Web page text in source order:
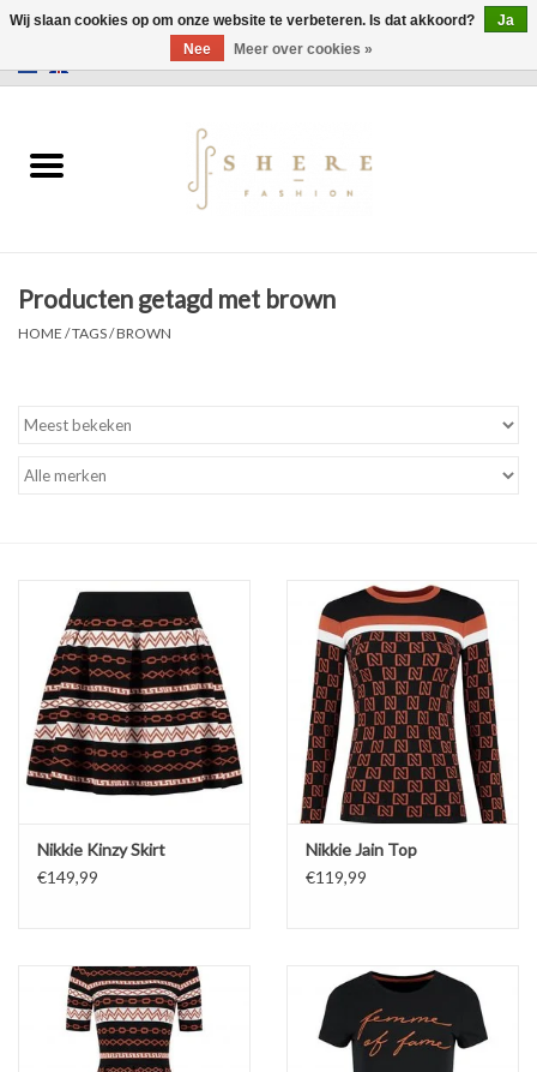
Jurken
Pakken
Accessoires
Merken
Producten getagd met brown
HOME /TAGS/BROWN
Nikkie Kinzy Skirt
€149,99
Nikkie Jain Top
€119,99
Wij slaan cookies op om onze website te verbeteren. Is dat akkoord?
Ja
Nee
Meer over cookies »